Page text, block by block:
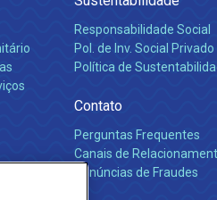
Responsabilidade Social
Pol. de Inv. Social Privado
Política de
Contato
Perguntas Frequentes
Canais de
Denúncias de Fraudes